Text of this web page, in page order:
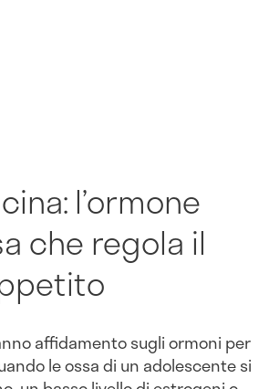
l’ormone
che regola il
affidamento sugli ormoni per
le ossa di un adolescente si